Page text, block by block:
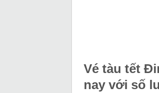
Vé tàu tết
nay với số